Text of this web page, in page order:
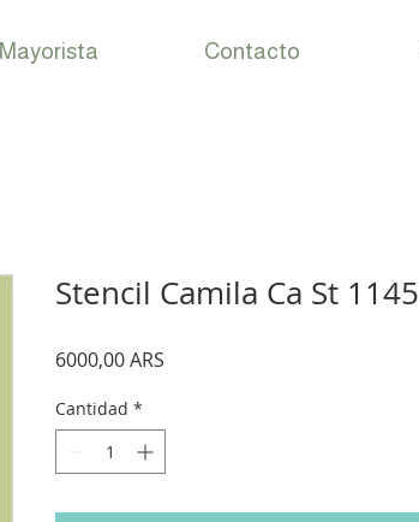
Mayorista Contacto
Stencil Camila Ca St 1145
6000,00 ARS
Cantidad *